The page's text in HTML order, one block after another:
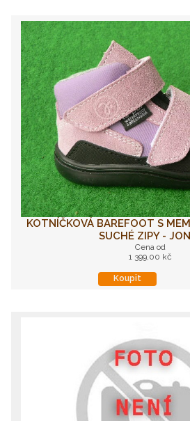
KOTNÍČKOVÁ BAREFOOT S
SUCHÉ ZIPY -
Cena od
1 399,00 kč
Koupit